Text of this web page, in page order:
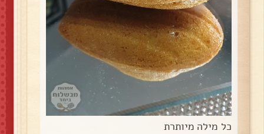
כל מילה מיותרת